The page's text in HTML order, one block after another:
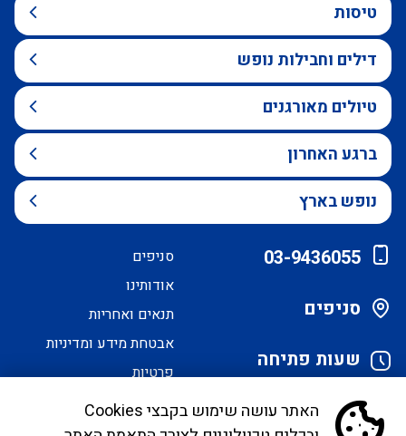
טיסות
דילים וחבילות נופש
טיולים מאורגנים
ברגע האחרון
נופש בארץ
03-9436055
סניפים
שעות פתיחה
סניפים
אודותינו
תנאים ואחריות
אבטחת מידע ומדיניות
פרטיות
הסדרי נגישות
האתר עושה שימוש בקבצי Cookies